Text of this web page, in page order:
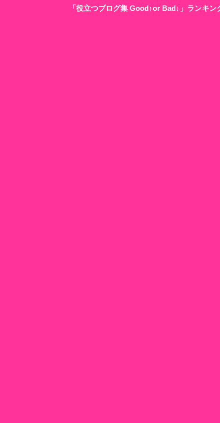
「役立つブログ集 Good↑or Bad↓」ランキ